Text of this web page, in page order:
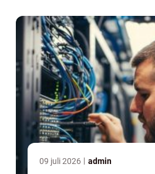
detta problem. V...
09 juli 2026 admin